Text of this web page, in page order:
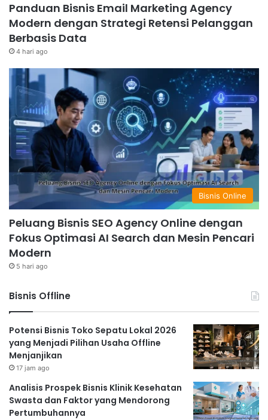
Panduan Bisnis Email Marketing Agency
Modern dengan Strategi Retensi Pelanggan
Berbasis Data
4 hari ago
Bisnis Online
Peluang Bisnis SEO Agency Online dengan
Fokus Optimasi AI Search dan Mesin Pencari
Modern
5 hari ago
Bisnis Offline
Potensi Bisnis Toko Sepatu Lokal 2026
yang Menjadi Pilihan Usaha Offline
Menjanjikan
17 jam ago
Analisis Prospek Bisnis Klinik Kesehatan
Swasta dan Faktor yang Mendorong
Pertumbuhannya